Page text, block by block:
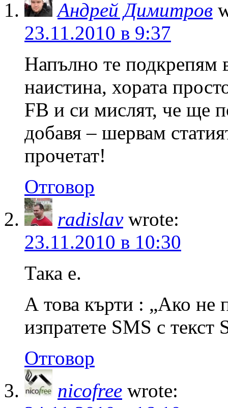
Андрей Димитров
23.11.2010 в 9:37
Напълно те подкрепям
наистина, хората
FB и си мислят, че ще
добавя – шервам
прочетат!
Отговор
radislav wrote:
23.11.2010 в 10:30
Така е.
А това кърти : „Ако не
изпратете SMS с
Отговор
nicofree wrote: